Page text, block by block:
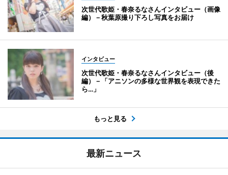
次世代歌姫・春奈るなさんインタビュー（画像
編）－秋葉原撮り下ろし写真をお届け
インタビュー
次世代歌姫・春奈るなさんインタビュー（後
編）－「アニソンの多様な世界観を表現できた
ら…」
もっと見る
最新ニュース